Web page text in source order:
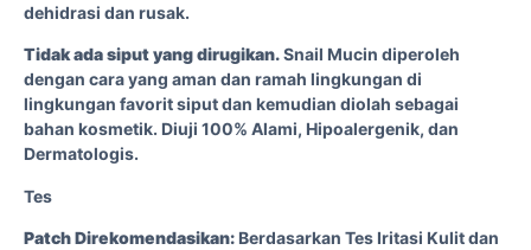
dehidrasi dan rusak.
Tidak ada siput yang dirugikan.Snail Mucin diperoleh
dengan cara yang aman dan ramah lingkungan di
lingkungan favorit siput dan kemudian diolah sebagai
bahan kosmetik. Diuji 100% Alami, Hipoalergenik, dan
Dermatologis.
Tes
Patch Direkomendasikan: Berdasarkan Tes Iritasi Kulit dan